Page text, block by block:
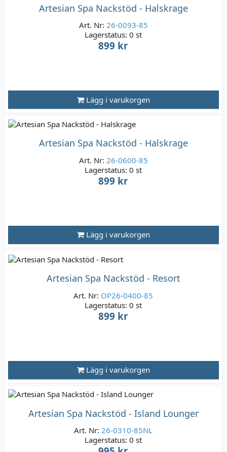
Artesian Spa Nackstöd - Halskrage
Art. Nr: 26-0093-85
Lagerstatus:0 st
899 kr
Lägg i varukorgen
Artesian Spa Nackstöd - Halskrage
Art. Nr: 26-0600-85
Lagerstatus:0 st
899 kr
Lägg i varukorgen
Artesian Spa Nackstöd - Resort
Art. Nr: OP26-0400-85
Lagerstatus:0 st
899 kr
Lägg i varukorgen
Artesian Spa Nackstöd - Island Lounger
Art. Nr:26-0310-85NL
Lagerstatus:0 st